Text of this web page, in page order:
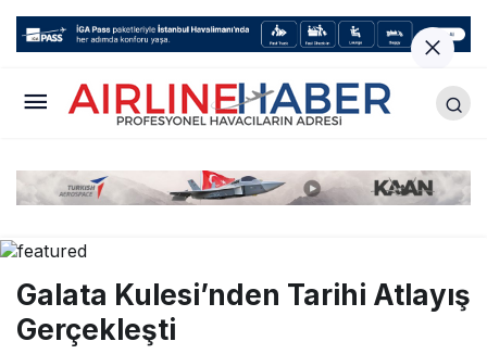
Galata Kulesi’nden Tarihi Atlayış
Gerçekleşti